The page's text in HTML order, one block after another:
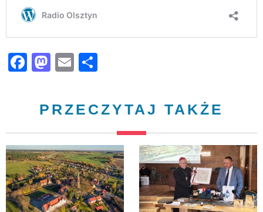
Facebook
Mastodon
Email
PRZECZYTAJ TAKŻE